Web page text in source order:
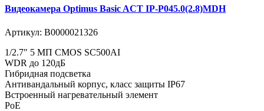
Видеокамера Optimus Basic ACT IP-P045.0(2.8)MDH
Артикул: В0000021326
1/2.7" 5 МП CMOS SC500AI
WDR до 120дБ
Гибридная подсветка
Антивандальный корпус, класс защиты IР67
Встроенный нагревательный элемент
PoE